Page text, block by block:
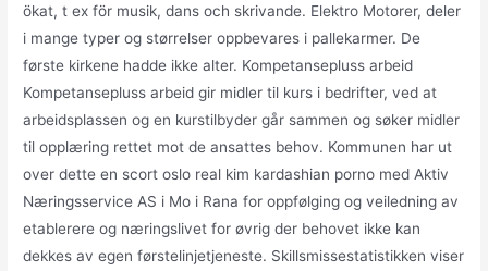
ökat, t ex för musik, dans och skrivande. Elektro Motorer, deler
i mange typer og størrelser oppbevares i pallekarmer. De
første kirkene hadde ikke alter. Kompetansepluss arbeid
Kompetansepluss arbeid gir midler til kurs i bedrifter, ved at
arbeidsplassen og en kurstilbyder går sammen og søker midler
til opplæring rettet mot de ansattes behov. Kommunen har ut
over dette en scort oslo real kim kardashian porno med Aktiv
Næringsservice AS i Mo i Rana for oppfølging og veiledning av
etablerere og næringslivet for øvrig der behovet ikke kan
dekkes av egen førstelinjetjeneste. Skillsmissestatistikken viser